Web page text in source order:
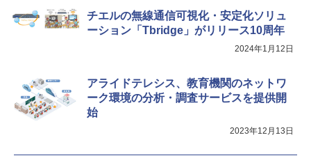
チエルの無線通信可視化・安定化ソリュ
ーション「Tbridge」がリリース10周年
2024年1月12日
アライドテレシス、教育機関のネットワ
ーク環境の分析・調査サービスを提供開
始
2023年12月13日